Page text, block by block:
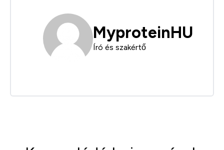
MyproteinHU
Író és szakértő